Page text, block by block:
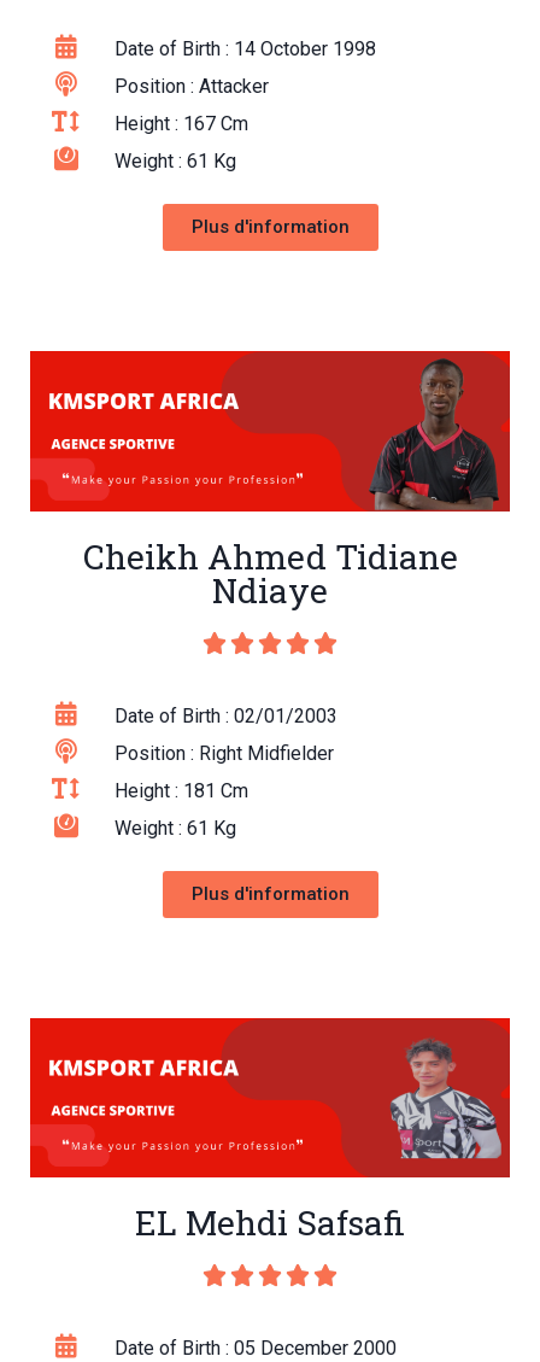
Date of Birth : 14 October 1998
Position : Attacker
Height : 167 Cm
Weight : 61 Kg
Plus d'information
Cheikh Ahmed Tidiane
Ndiaye
    
Date of Birth : 02/01/2003
Position : Right Midfielder
Height : 181 Cm
Weight : 61 Kg
Plus d'information
EL Mehdi Safsafi
    
Date of Birth : 05 December 2000